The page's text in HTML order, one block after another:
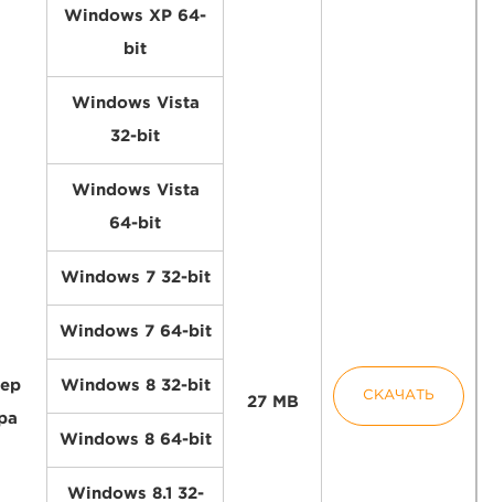
27 MB СКАЧАТЬ
Windows XP 64-
bit
Windows Vista
32-bit
Windows Vista
64-bit
Windows 7 32-bit
Windows 7 64-bit
Windows 8 32-bit
Windows 8 64-bit
Windows 8.1 32-